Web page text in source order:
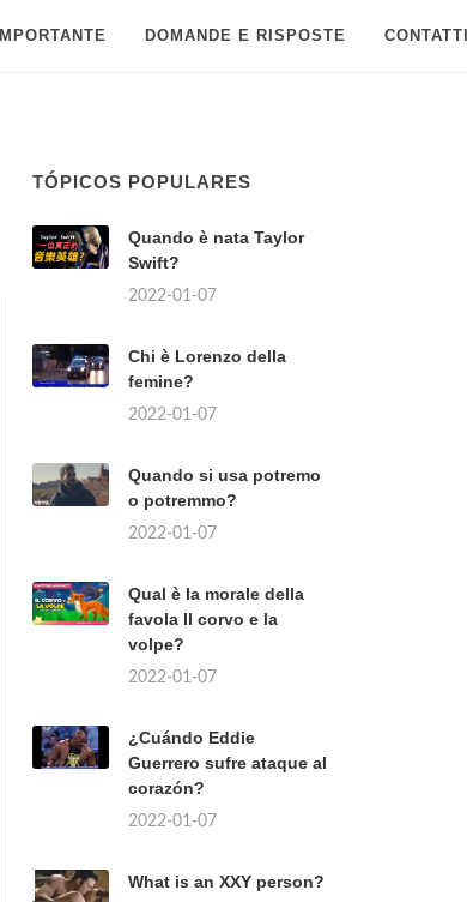
IMPORTANTE DOMANDE E RISPOSTE
TÓPICOS POPULARES
Quando è nata Taylor
Swift?
2022-01-07
Chi è Lorenzo della
femine?
2022-01-07
Quando si usa potremo
o potremmo?
2022-01-07
Qual è la morale della
favola Il corvo e la
volpe?
2022-01-07
¿Cuándo Eddie
Guerrero sufre ataque al
corazón?
2022-01-07
What is an XXY person?